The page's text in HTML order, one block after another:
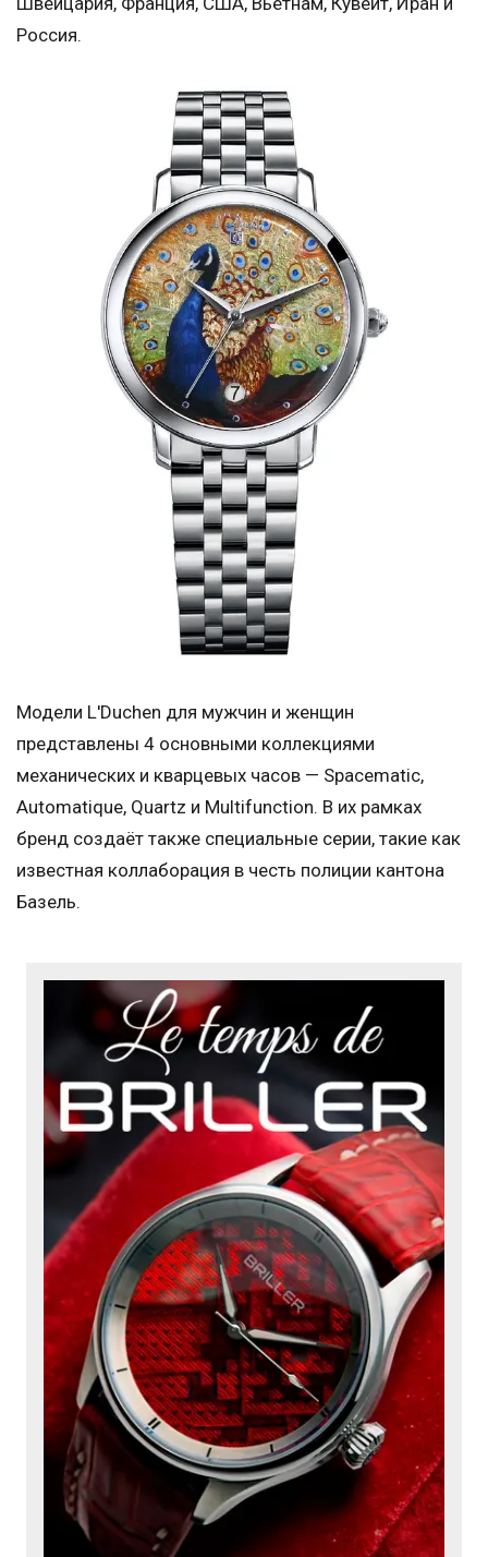
Россия.
Модели L'Duchen для мужчин и женщин
представлены 4 основными коллекциями
механических и кварцевых часов — Spacematic,
Automatique, Quartz и Multifunction. В их рамках
бренд создаёт также специальные серии, такие как
известная коллаборация в честь полиции кантона
Базель.